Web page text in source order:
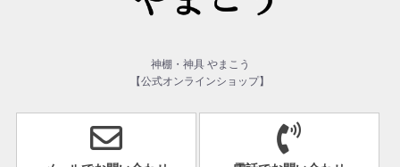
神棚・神具 やまこう
【公式オンラインショップ】